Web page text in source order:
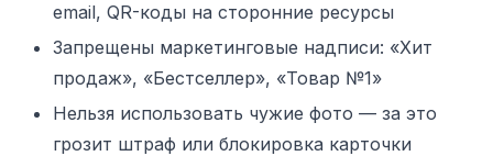
email, QR-коды на сторонние ресурсы
Запрещены маркетинговые надписи: «Хит
продаж», «Бестселлер», «Товар №1»
Нельзя использовать чужие фото — за это
грозит штраф или блокировка карточки